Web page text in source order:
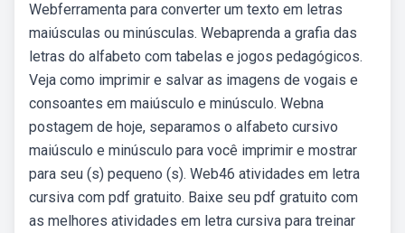
Webferramenta para converter um texto em letras
maiúsculas ou minúsculas. Webaprenda a grafia das
letras do alfabeto com tabelas e jogos pedagógicos.
Veja como imprimir e salvar as imagens de vogais e
consoantes em maiúsculo e minúsculo. Webna
postagem de hoje, separamos o alfabeto cursivo
maiúsculo e minúsculo para você imprimir e mostrar
para seu (s) pequeno (s). Web46 atividades em letra
cursiva com pdf gratuito. Baixe seu pdf gratuito com
as melhores atividades em letra cursiva para treinar